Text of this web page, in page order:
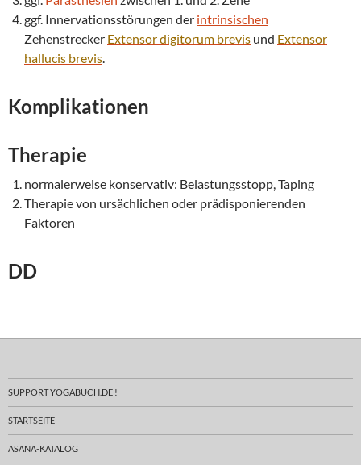
ggf. Innervationsstörungen der intrinsischen
Zehenstrecker Extensor digitorum brevis und Extensor
hallucis brevis.
Komplikationen
Therapie
normalerweise konservativ: Belastungsstopp, Taping
Therapie von ursächlichen oder prädisponierenden
Faktoren
DD
SUPPORT YOGABUCH.DE !
STARTSEITE
ASANA-KATALOG